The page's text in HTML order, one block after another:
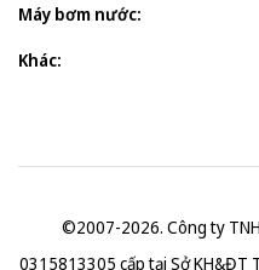
Máy bơm nước:
Khác:
©2007-2026. Công ty
0315813305 cấp tại Sở KH&ĐT